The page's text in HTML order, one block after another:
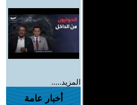
المزيد.....
أخبار عامة